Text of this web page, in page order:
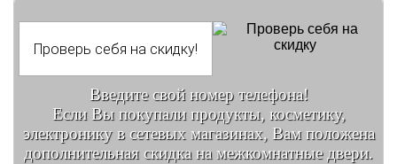
Введите свой номер телефона!
Если Вы покупали продукты, косметику,
электронику в сетевых магазинах, Вам положена
дополнительная скидка на межкомнатные двери.